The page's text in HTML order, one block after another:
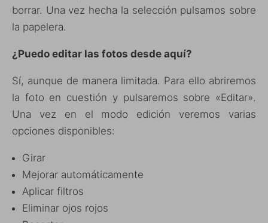
borrar. Una vez hecha la selección pulsamos sobre
la papelera.
¿Puedo editar las fotos desde aquí?
Sí, aunque de manera limitada. Para ello abriremos
la foto en cuestión y pulsaremos sobre «Editar».
Una vez en el modo edición veremos varias
opciones disponibles:
Girar
Mejorar automáticamente
Aplicar filtros
Eliminar ojos rojos